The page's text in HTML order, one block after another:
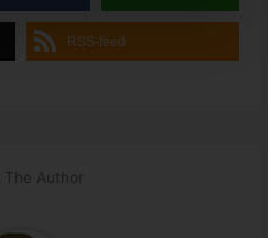
RSS-feed
The Author